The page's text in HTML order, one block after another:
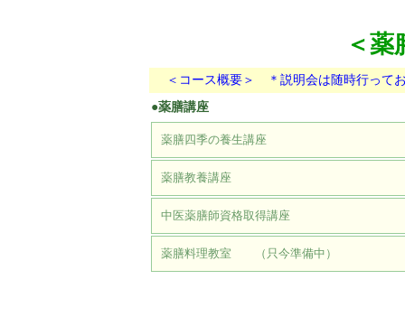
＜薬
＜コース概要＞ ＊説明会は随時行って
●薬膳講座
薬膳四季の養生講座
薬膳教養講座
中医薬膳師資格取得講座
薬膳料理教室 （只今準備中）